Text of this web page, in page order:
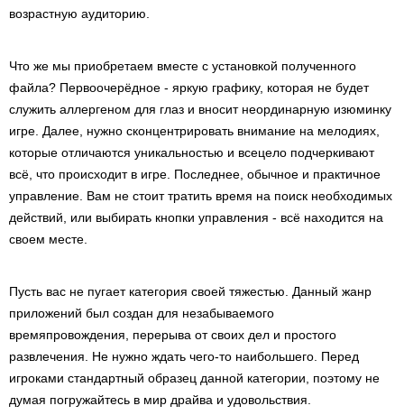
возрастную аудиторию.
Что же мы приобретаем вместе с установкой полученного
файла? Первоочерёдное - яркую графику, которая не будет
служить аллергеном для глаз и вносит неординарную изюминку
игре. Далее, нужно сконцентрировать внимание на мелодиях,
которые отличаются уникальностью и всецело подчеркивают
всё, что происходит в игре. Последнее, обычное и практичное
управление. Вам не стоит тратить время на поиск необходимых
действий, или выбирать кнопки управления - всё находится на
своем месте.
Пусть вас не пугает категория своей тяжестью. Данный жанр
приложений был создан для незабываемого
времяпровождения, перерыва от своих дел и простого
развлечения. Не нужно ждать чего-то наибольшего. Перед
игроками стандартный образец данной категории, поэтому не
думая погружайтесь в мир драйва и удовольствия.